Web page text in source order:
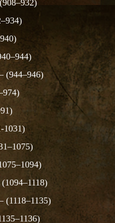
(944–946)
1031)